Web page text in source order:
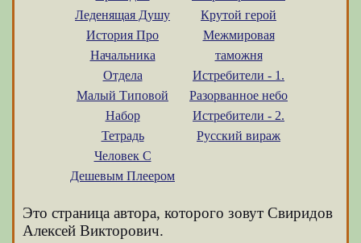
Леденящая Душу
История Про
Начальника
Отдела
Малый Типовой
Набор
Тетрадь
Человек С
Дешевым Плеером
Крутой герой
Межмировая
таможня
Истребители - 1.
Разорванное небо
Истребители - 2.
Русский вираж
Это страница автора, которого зовут Свиридов
Алексей Викторович.